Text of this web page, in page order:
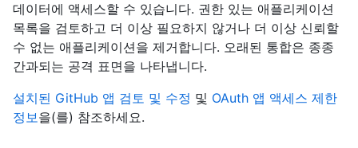
데이터에 액세스할 수 있습니다. 권한 있는 애플리케이션
목록을 검토하고 더 이상 필요하지 않거나 더 이상 신뢰할
수 없는 애플리케이션을 제거합니다. 오래된 통합은 종종
간과되는 공격 표면을 나타냅니다.
설치된 GitHub 앱 검토 및 수정 및 OAuth 앱 액세스 제한
정보을(를) 참조하세요.